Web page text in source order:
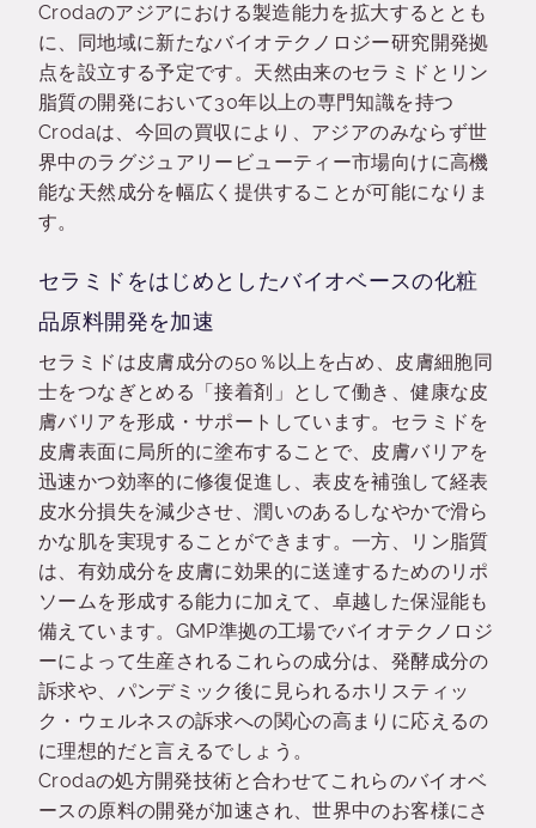
Crodaのアジアにおける製造能力を拡大するととも
に、同地域に新たなバイオテクノロジー研究開発拠
点を設立する予定です。天然由来のセラミドとリン
脂質の開発において30年以上の専門知識を持つ
Crodaは、今回の買収により、アジアのみならず世
界中のラグジュアリービューティー市場向けに高機
能な天然成分を幅広く提供することが可能になりま
す。
セラミドをはじめとしたバイオベースの化粧
品原料開発を加速
セラミドは皮膚成分の50％以上を占め、皮膚細胞同
士をつなぎとめる「接着剤」として働き、健康な皮
膚バリアを形成・サポートしています。セラミドを
皮膚表面に局所的に塗布することで、皮膚バリアを
迅速かつ効率的に修復促進し、表皮を補強して経表
皮水分損失を減少させ、潤いのあるしなやかで滑ら
かな肌を実現することができます。一方、リン脂質
は、有効成分を皮膚に効果的に送達するためのリポ
ソームを形成する能力に加えて、卓越した保湿能も
備えています。GMP準拠の工場でバイオテクノロジ
ーによって生産されるこれらの成分は、発酵成分の
訴求や、パンデミック後に見られるホリスティッ
ク・ウェルネスの訴求への関心の高まりに応えるの
に理想的だと言えるでしょう。
Crodaの処方開発技術と合わせてこれらのバイオベ
ースの原料の開発が加速され、世界中のお客様にさ